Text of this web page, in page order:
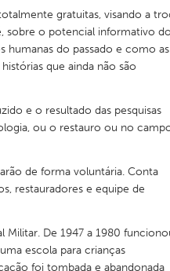
Baltimore, MD
Cleveland, OH
Gloucester, MA
Oahu, HI
San Francisco, CA
gratuitas, visando a
sobre o potencial informativo
humanas do passado e como as
que ainda não são
e o resultado das pesquisas
ou o restauro ou no
de forma voluntária. Conta
restauradores e equipe de
De 1947 a 1980
escola para crianças
foi tombada e abandonada